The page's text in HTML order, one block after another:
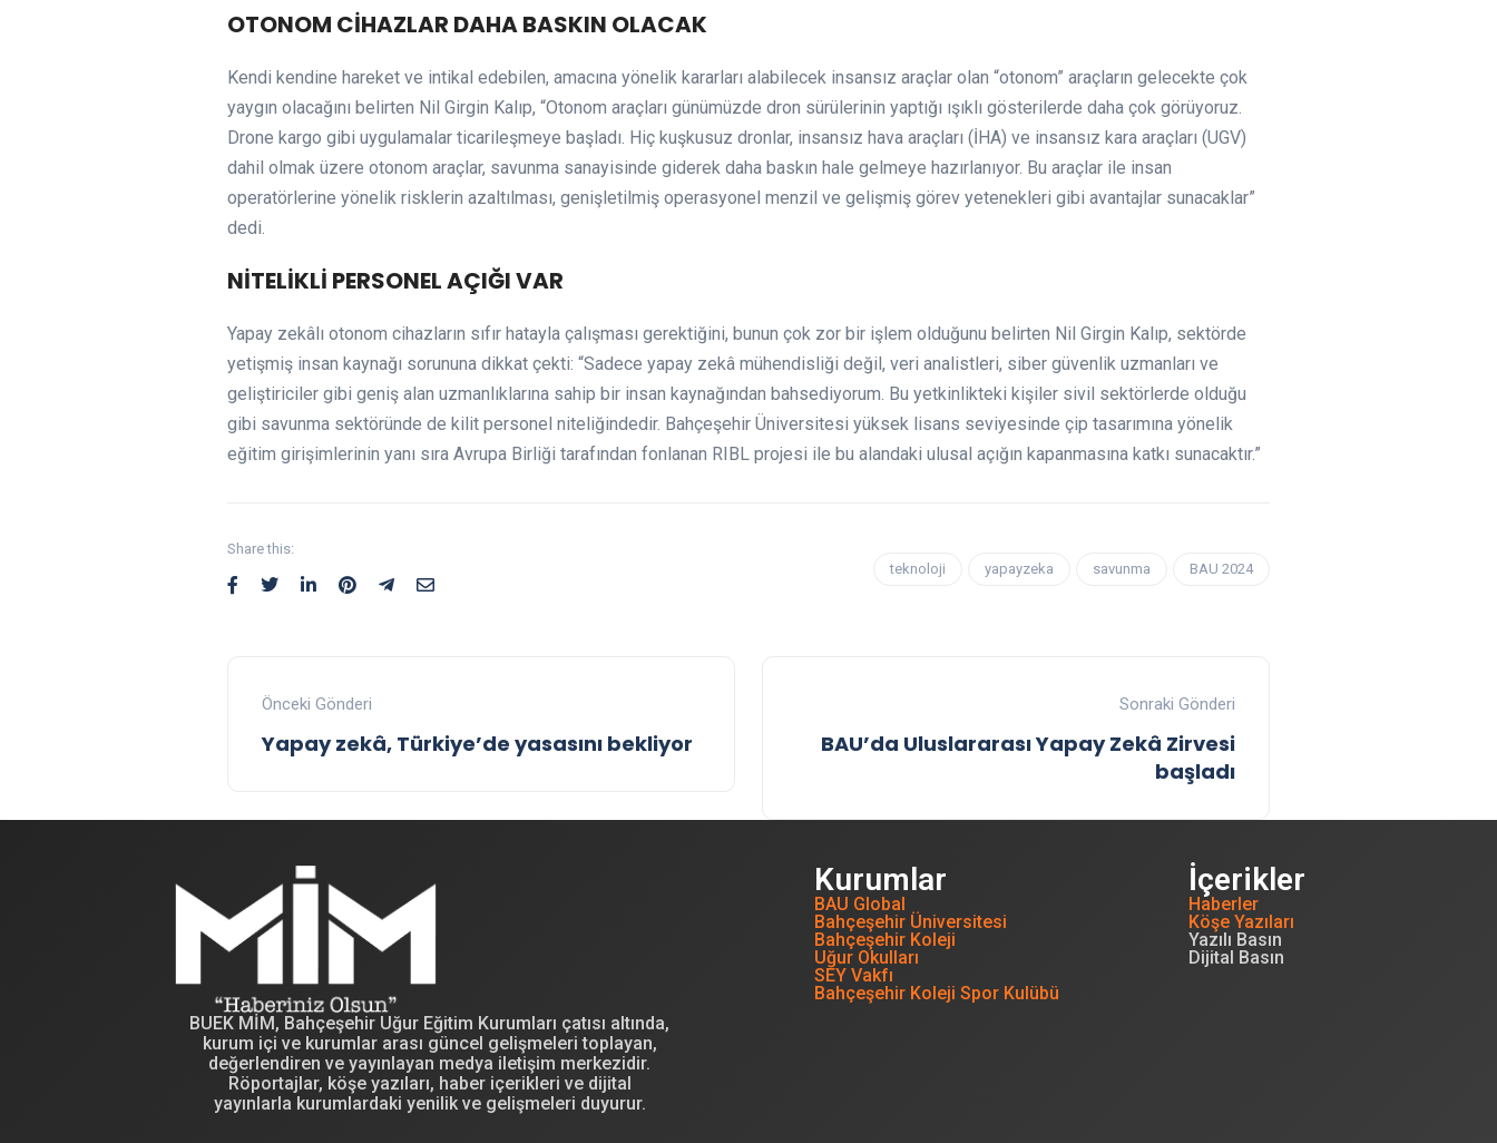
OTONOM CİHAZLAR DAHA BASKIN OLACAK
Kendi kendine hareket ve intikal edebilen, amacına yönelik kararları alabilecek insansız araçlar olan “otonom” araçların gelecekte çok
yaygın olacağını belirten Nil Girgin Kalıp, “Otonom araçları günümüzde dron sürülerinin yaptığı ışıklı gösterilerde daha çok görüyoruz.
Drone kargo gibi uygulamalar ticarileşmeye başladı. Hiç kuşkusuz dronlar, insansız hava araçları (İHA) ve insansız kara araçları (UGV)
dahil olmak üzere otonom araçlar, savunma sanayisinde giderek daha baskın hale gelmeye hazırlanıyor. Bu araçlar ile insan
operatörlerine yönelik risklerin azaltılması, genişletilmiş operasyonel menzil ve gelişmiş görev yetenekleri gibi avantajlar sunacaklar”
dedi.
NİTELİKLİ PERSONEL AÇIĞI VAR
Yapay zekâlı otonom cihazların sıfır hatayla çalışması gerektiğini, bunun çok zor bir işlem olduğunu belirten Nil Girgin Kalıp, sektörde
yetişmiş insan kaynağı sorununa dikkat çekti: “Sadece yapay zekâ mühendisliği değil, veri analistleri, siber güvenlik uzmanları ve
geliştiriciler gibi geniş alan uzmanlıklarına sahip bir insan kaynağından bahsediyorum. Bu yetkinlikteki kişiler sivil sektörlerde olduğu
gibi savunma sektöründe de kilit personel niteliğindedir. Bahçeşehir Üniversitesi yüksek lisans seviyesinde çip tasarımına yönelik
eğitim girişimlerinin yanı sıra Avrupa Birliği tarafından fonlanan RIBL projesi ile bu alandaki ulusal açığın kapanmasına katkı sunacaktır.”
Share this:
teknoloji
yapayzeka savunma BAU 2024
Önceki Gönderi
Yapay zekâ, Türkiye’de yasasını bekliyor
Sonraki Gönderi
BAU’da Uluslararası Yapay Zekâ Zirvesi
başladı
BUEK MİM, Bahçeşehir Uğur Eğitim Kurumları çatısı altında,
kurum içi ve kurumlar arası güncel gelişmeleri toplayan,
değerlendiren ve yayınlayan medya iletişim merkezidir.
Röportajlar, köşe yazıları, haber içerikleri ve dijital
yayınlarla kurumlardaki yenilik ve gelişmeleri duyurur.
Kurumlar
BAU Global
Bahçeşehir Üniversitesi
Bahçeşehir Koleji
Uğur Okulları
SEY Vakfı
Bahçeşehir Koleji Spor Kulübü
İçerikler
Haberler
Köşe Yazıları
Yazılı Basın
Dijital Basın